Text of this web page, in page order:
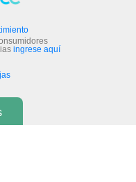
ingrese aquí